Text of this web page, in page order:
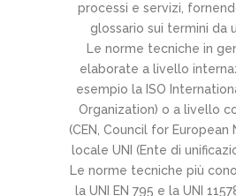
processi e servizi,
glossario sui termini da
Le norme tecniche in
elaborate a livello
esempio la ISO
Organization) o a livello
(CEN, Council for European
locale UNI (Ente di
Le norme tecniche più
la UNI EN 795 e la UNI